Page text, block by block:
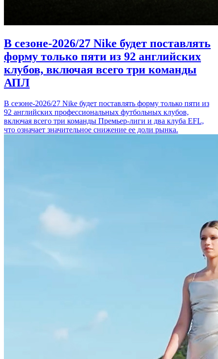
В сезоне-2026/27 Nike будет поставлять
форму только пяти из 92 английских
клубов, включая всего три команды
АПЛ
В сезоне-2026/27 Nike будет поставлять форму только пяти из
92 английских профессиональных футбольных клубов,
включая всего три команды Премьер-лиги и два клуба EFL,
что означает значительное снижение ее доли рынка.